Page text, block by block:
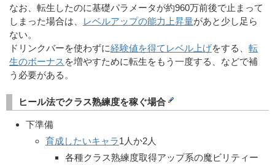
なお、転生したのに基礎パラメータが約960万前後で止まって
しまった場合は、
レベルアップの能力上昇量があと少し足ら
ない。
ドリンクバーを使わずに経験値を得てレベル上げをする、 転
生のボーナス を増やすために転生をもう一度する、などで補
う必要がある。
ヒール法でクラス熟練度を稼ぐ場合
下準備
育成したいキャラ1人か2人
各種クラス熟練度取得アップ系の魔ビリティー